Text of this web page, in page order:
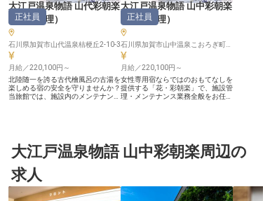
大江戸温泉物語 山代彩朝楽
（施設管理）
正社員
石川県加賀市山代温泉桔梗丘2-10-3
月給／220,100円～
北陸随一を誇る古代檜風呂の古湯を
楽しめる宿の安全を守りませんか？
当旅館では、施設内のメンテナンス
取扱者（乙種）の資格をお持ちの方
も大歓迎！公休8～9日・単身寮あ
度など、働きやすい環境をご用意し
ています。※この求人は2024年4月
10日時点の情報です
大江戸温泉物語 山中彩朝楽
（施設管理）
正社員
月給／220,100円～
女性専用宿ならではのおもてなしを
提供する「花・彩朝楽」で、施設管
理・メンテナンス業務全般をお任せ
います。経験や資格問わず、縁の下
の力持ちとして宿をバックアップし
大江戸温泉物語 山中彩朝楽周辺の
求人